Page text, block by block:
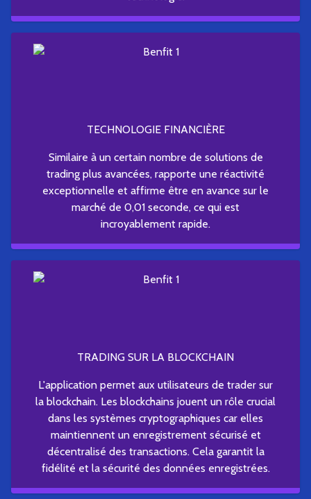
TECHNOLOGIE FINANCIÈRE
Similaire à un certain nombre de solutions de
trading plus avancées, rapporte une réactivité
exceptionnelle et affirme être en avance sur le
marché de 0,01 seconde, ce qui est
incroyablement rapide.
TRADING SUR LA BLOCKCHAIN
L'application permet aux utilisateurs de trader sur
la blockchain. Les blockchains jouent un rôle crucial
dans les systèmes cryptographiques car elles
maintiennent un enregistrement sécurisé et
décentralisé des transactions. Cela garantit la
fidélité et la sécurité des données enregistrées.